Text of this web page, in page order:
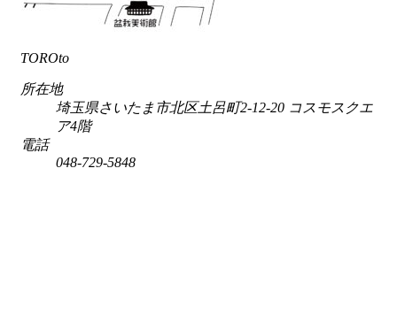
TOROto
所在地
埼玉県さいたま市北区土呂町2-12-20 コスモスクエ
ア4階
電話
048-729-5848